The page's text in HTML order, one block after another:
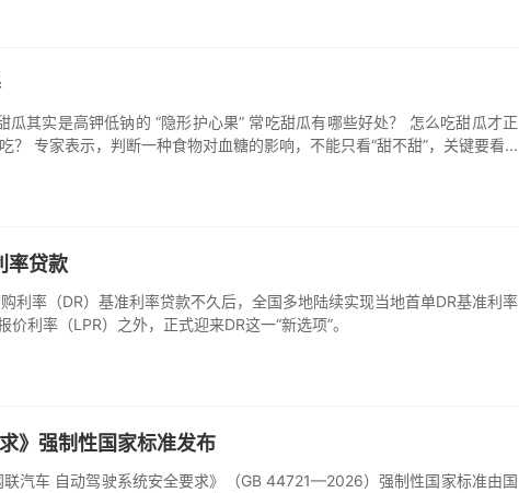
瓜其实是高钾低钠的 “隐形护心果” 常吃甜瓜有哪些好处？ 怎么吃甜瓜才正
专家表示，判断一种食物对血糖的影响，不能只看“甜不甜”，关键要看...
率贷款
利率（DR）基准利率贷款不久后，全国多地陆续实现当地首单DR基准利率
利率（LPR）之外，正式迎来DR这一“新选项”。
》强制性国家标准发布
汽车 自动驾驶系统安全要求》（GB 44721—2026）强制性国家标准由国